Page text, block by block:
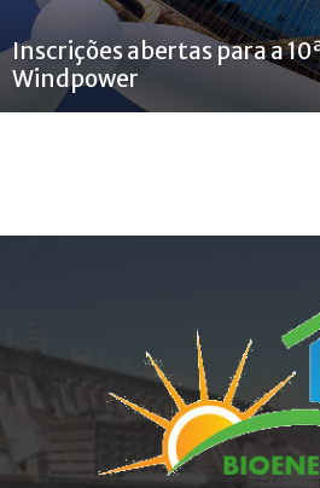
Inscrições abertas para a
Windpower